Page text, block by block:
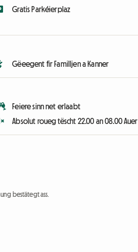
Gratis Parkéierplaz
Gëeegent fir Familljen a Kanner
Feiere sinn net erlaabt
Absolut roueg tëscht 22.00 an 08.00 Auer
bestätegt ass.